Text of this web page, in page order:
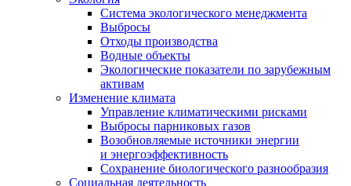
Система экологического менеджмента
Выбросы
Отходы производства
Водные объекты
Экологические показатели по зарубежным
активам
Изменение климата
Управление климатическими рисками
Выбросы парниковых газов
Возобновляемые источники энергии
и энергоэффективность
Сохранение биологического разнообразия
Социальная деятельность